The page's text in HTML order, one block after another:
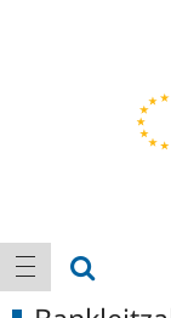
Hauptnavigation
Navigation